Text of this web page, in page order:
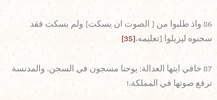
86 واذ طلبوا من [ الصوت ان يسكت] ولم يسكت فقد
سجنوه ليزيلوا [تعليمه،[35]
87 خافي ايتها العدالة: يوحنا مسجون في السجن، والمدنسة
ترفع صوتها في المملكة،!